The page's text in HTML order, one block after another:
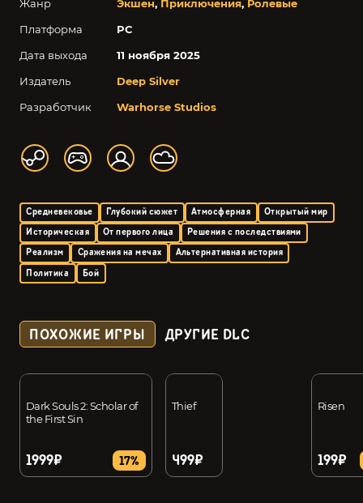
Жанр Экшен, Приключения, Ролевые
Платформа
PC
Дата выхода
11 ноября 2025
Издатель
Deep Silver
Разработчик
Warhorse Studios
Средневековье Глубокий сюжет Атмосферная
Открытый мир
Историческая
От первого лица
Решения с последствиями
Реализм
Сражения на мечах
Альтернативная история
Политика
Бой
ПОХОЖИЕ ИГРЫ ДРУГИЕ DLC
Dark Souls 2: Scholar of
the First Sin
1999₽ 17%
Thief
499₽
Risen
199₽